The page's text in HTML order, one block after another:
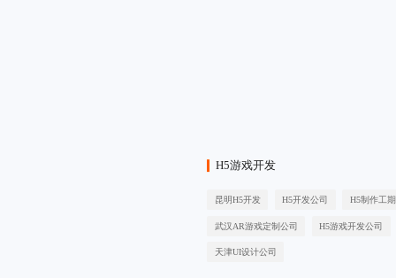
H5游戏开发
昆明H5开发 H5开发公司 H5制作工期
武汉AR游戏定制公司 H5游戏开发公司
天津UI设计公司